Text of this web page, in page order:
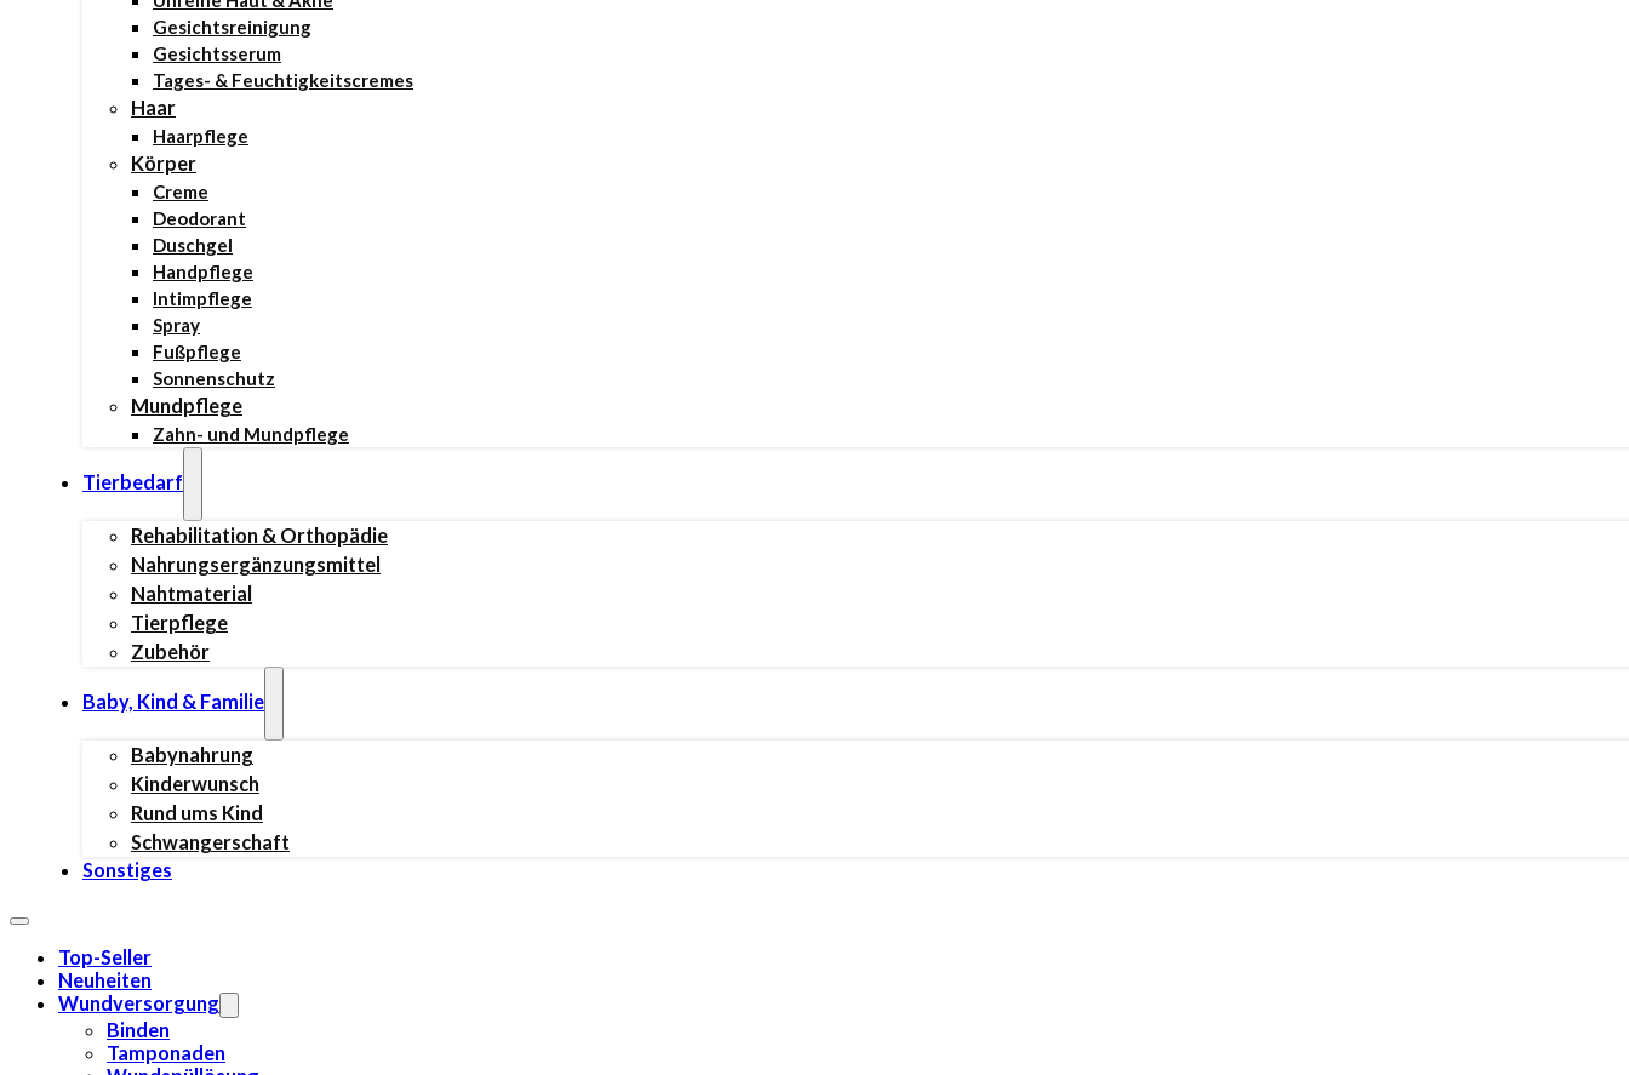
Gesichtsreinigung
Gesichtsserum
Tages- & Feuchtigkeitscremes
Haar
Haarpflege
Körper
Creme
Deodorant
Duschgel
Handpflege
Intimpflege
Spray
Fußpflege
Sonnenschutz
Mundpflege
Zahn- und Mundpflege
Tierbedarf
Rehabilitation & Orthopädie
Nahrungsergänzungsmittel
Nahtmaterial
Tierpflege
Zubehör
Baby, Kind & Familie
Babynahrung
Kinderwunsch
Rund ums Kind
Schwangerschaft
Sonstiges
Top-Seller
Neuheiten
Wundversorgung
Binden
Tamponaden